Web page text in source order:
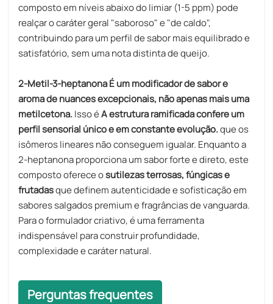
composto em níveis abaixo do limiar (1-5 ppm) pode
realçar o caráter geral "saboroso" e "de caldo",
contribuindo para um perfil de sabor mais equilibrado e
satisfatório, sem uma nota distinta de queijo.
2-Metil-3-heptanonaÉ um modificador de sabor e
aroma de nuances excepcionais, não apenas mais uma
metilcetona.Isso éA estrutura ramificada confere um
perfil sensorial único e em constante evolução.que os
isômeros lineares não conseguem igualar. Enquanto a
2-heptanona proporciona um sabor forte e direto, este
composto oferece osutilezas terrosas, fúngicas e
frutadasque definem autenticidade e sofisticação em
sabores salgados premium e fragrâncias de vanguarda.
Para o formulador criativo, é uma ferramenta
indispensável para construir profundidade,
complexidade e caráter natural.
Perguntas frequentes